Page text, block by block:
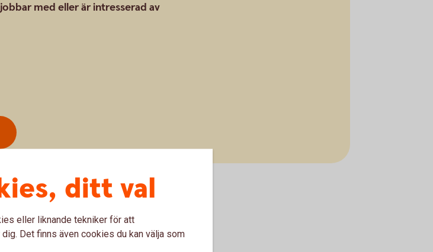
med eller är intresserad av
lantbruk
ditt val
eller liknande tekniker för att
Det finns även cookies du kan välja som